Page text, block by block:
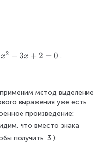
x
}
-
3
x
+
x2 − 3x + 2 = 0 .
метод выделение
выражения уже есть
произведение:
что вместо знака
получить 3 ):